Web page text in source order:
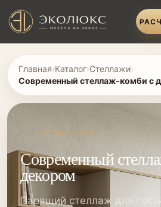
Главная›Каталог›Стеллажи›
Современный стеллаж-комби с
СТЕЛЛАЖИ
Современный
декором
Парящий стеллаж для